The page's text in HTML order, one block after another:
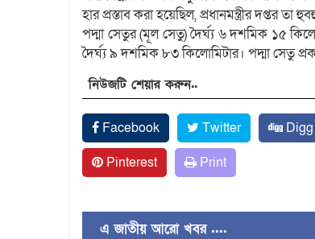
হার প্রস্তাব করা হয়েছিল, প্রধানমন্ত্রীর দপ্তর
পদ্মা সেতুর (মূল সেতু) দৈর্ঘ্য ৬ দশমিক ১৫
দৈর্ঘ্য ৯ দশমিক ৮৩ কিলোমিটার। পদ্মা সেতু
নিউজটি শেয়ার করুন..
Facebook Twitter Digg
Pinterest
Print
এ জাতীয় আরো খবর ....